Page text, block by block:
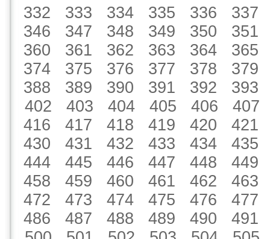
332
333 334 335 336
337
346
347 348 349 350
351
360
361 362 363 364
365
374
375 376 377 378
379
388
389 390 391 392
393
402
403 404 405 406
407
416
417 418 419 420
421
430
431 432 433 434
435
444
445 446 447 448
449
458
459 460 461 462
463
472
473 474 475 476
477
486
487 488 489 490
491